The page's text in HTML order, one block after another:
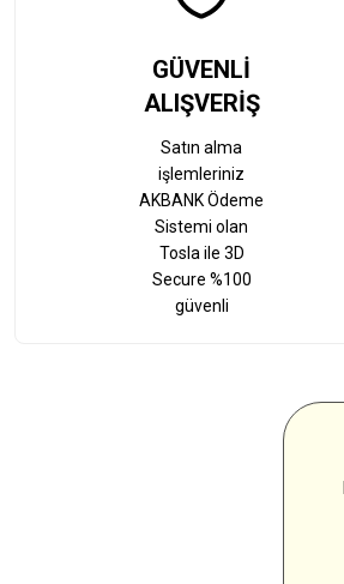
GÜVENLİ
ALIŞVERİŞ
Satın alma
işlemleriniz
AKBANK Ödeme
Sistemi olan
Tosla ile 3D
Secure %100
güvenli